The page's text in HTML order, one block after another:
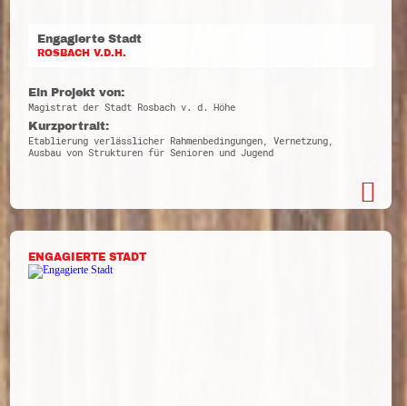
Engagierte Stadt
ROSBACH V.D.H.
Ein Projekt von:
Magistrat der Stadt Rosbach v. d. Höhe
Kurzportrait:
Etablierung verlässlicher Rahmenbedingungen, Vernetzung,
Ausbau von Strukturen für Senioren und Jugend
ENGAGIERTE STADT